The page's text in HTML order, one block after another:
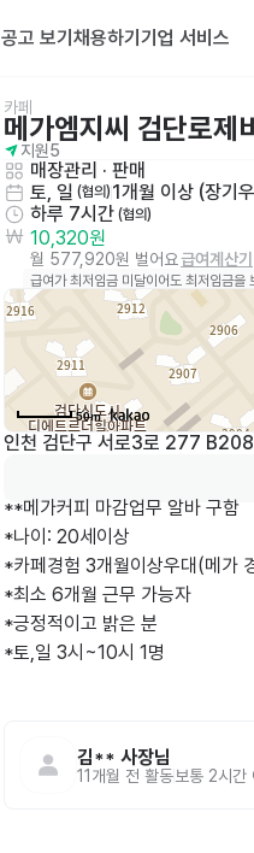
공고 보기 채용하기 기업 서비스
카페
메가엠지씨 검단로제
지원5
매장관리 · 판매
토, 일 (협의) 1개월 이상 (장기
하루 7시간 (협의)
10,320원
월 577,920원 벌어요급여계산기
급여가 최저임금 미달이어도 최저임금을
50m
인천 검단구 서로3로 277 B208
**메가커피 마감업무 알바 구함
*나이: 20세이상
*카페경험 3개월이상우대(메가
*최소 6개월 근무 가능자
*긍정적이고 밝은 분
*토,일 3시~10시 1명
김** 사장님
11개월 전 활동 보통 2시간